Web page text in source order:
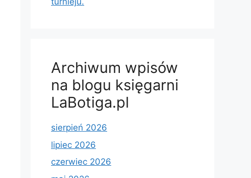
Archiwum wpisów
na blogu księgarni
LaBotiga.pl
sierpień 2026
lipiec 2026
czerwiec 2026